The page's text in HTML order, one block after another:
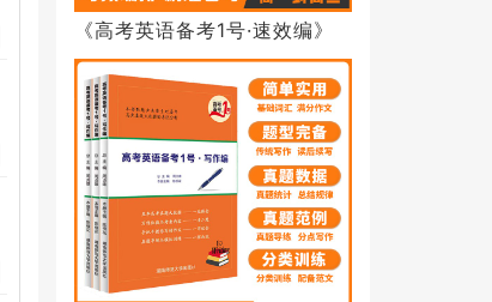
《高考英语备考1号·速效编》